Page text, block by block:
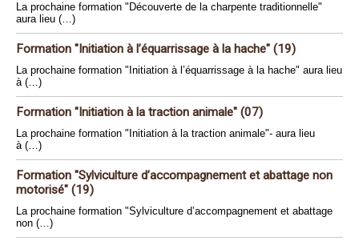
La prochaine formation "Découverte de la charpente traditionnelle"
aura lieu (…)
Formation "Initiation à l’équarrissage à la hache" (19)
La prochaine formation "Initiation à l’équarrissage à la hache" aura lieu
à (…)
Formation "Initiation à la traction animale" (07)
La prochaine formation "Initiation à la traction animale"- aura lieu
à (…)
Formation "Sylviculture d’accompagnement et abattage non
motorisé" (19)
La prochaine formation "Sylviculture d’accompagnement et abattage
non (…)